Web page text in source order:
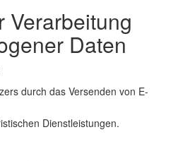
Verarbeitung
Daten
durch das Versenden von E-
Dienstleistungen.